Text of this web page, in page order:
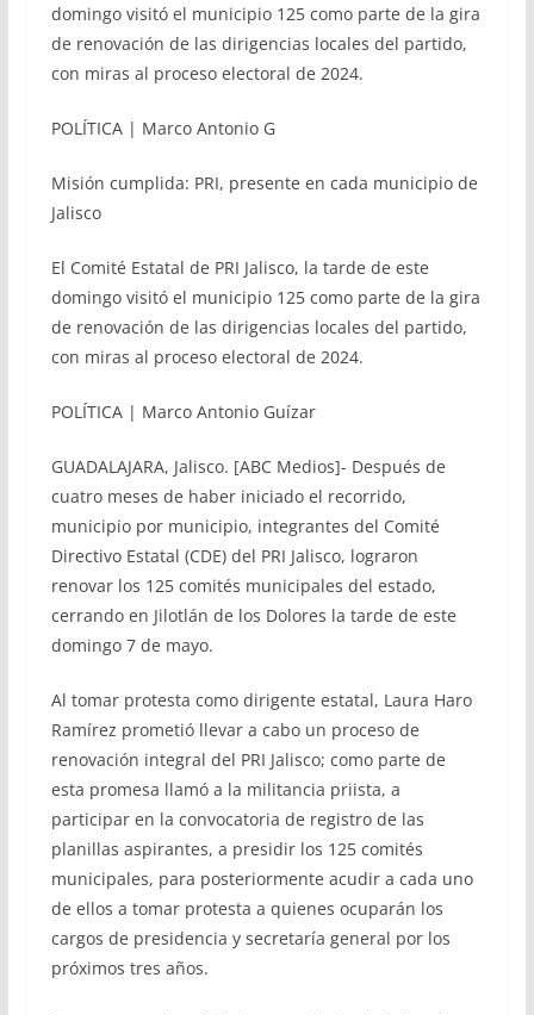
domingo visitó el municipio 125 como parte de la gira
de renovación de las dirigencias locales del partido,
con miras al proceso electoral de 2024.
POLÍTICA | Marco Antonio G
Misión cumplida: PRI, presente en cada municipio de
Jalisco
El Comité Estatal de PRI Jalisco, la tarde de este
domingo visitó el municipio 125 como parte de la gira
de renovación de las dirigencias locales del partido,
con miras al proceso electoral de 2024.
POLÍTICA | Marco Antonio Guízar
GUADALAJARA, Jalisco. [ABC Medios]- Después de
cuatro meses de haber iniciado el recorrido,
municipio por municipio, integrantes del Comité
Directivo Estatal (CDE) del PRI Jalisco, lograron
renovar los 125 comités municipales del estado,
cerrando en Jilotlán de los Dolores la tarde de este
domingo 7 de mayo.
Al tomar protesta como dirigente estatal, Laura Haro
Ramírez prometió llevar a cabo un proceso de
renovación integral del PRI Jalisco; como parte de
esta promesa llamó a la militancia priista, a
participar en la convocatoria de registro de las
planillas aspirantes, a presidir los 125 comités
municipales, para posteriormente acudir a cada uno
de ellos a tomar protesta a quienes ocuparán los
cargos de presidencia y secretaría general por los
próximos tres años.